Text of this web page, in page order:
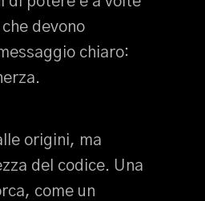
devono
chiaro:
origini, ma
del codice. Una
come un